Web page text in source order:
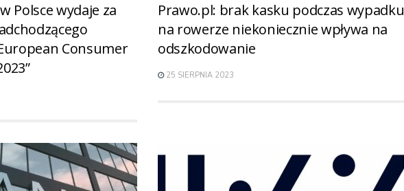
Polsce wydaje za
Consumer
Prawo.pl: brak kasku podczas wypadku
na rowerze niekoniecznie wpływa na
odszkodowanie
25 SIERPNIA 2023